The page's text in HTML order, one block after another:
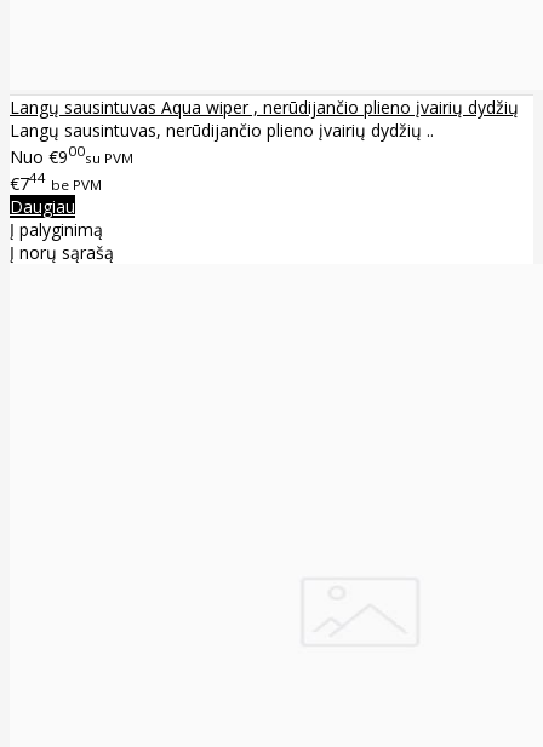
Langų sausintuvas Aqua wiper , nerūdijančio plieno įvairių dydžių
Langų sausintuvas, nerūdijančio plieno įvairių dydžių ..
Nuo €900su PVM
€744 be PVM
Daugiau
Į palyginimą
Į norų sąrašą